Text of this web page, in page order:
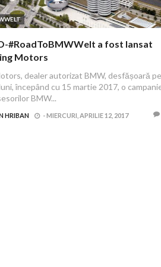
#RoadToBMWWelt a fost lansat
Motors
dealer autorizat BMW, desfășoară pe
începând cu 15 martie 2017, o
BMW...
HRIBAN -MIERCURI, APRILIE 12, 2017